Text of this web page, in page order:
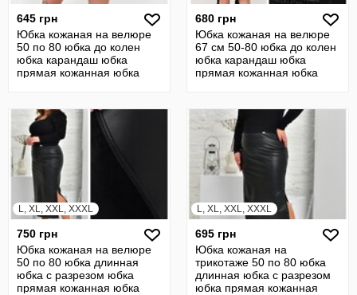
645 грн
Юбка кожаная на велюре
50 по 80 юбка до колен
юбка карандаш юбка
прямая кожанная юбка
680 грн
Юбка кожаная на велюре
67 см 50-80 юбка до колен
юбка карандаш юбка
прямая кожанная юбка
L, XL, XXL, XXXL
750 грн
Юбка кожаная на велюре
50 по 80 юбка длинная
юбка с разрезом юбка
прямая кожанная юбка
L, XL, XXL, XXXL
695 грн
Юбка кожаная на
трикотаже 50 по 80 юбка
длинная юбка с разрезом
юбка прямая кожанная